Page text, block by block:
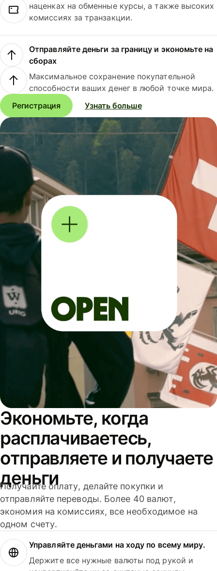
наценках на обменные курсы, а также высоких
комиссиях за транзакции.
Отправляйте деньги за границу и экономьте на
сборах
Максимальное сохранение покупательной
способности ваших денег в любой точке мира.
Регистрация
Узнать больше
Экономьте, когда
расплачиваетесь,
отправляете и получаете
деньги
Получайте оплату, делайте покупки и
отправляйте переводы. Более 40 валют,
экономия на комиссиях, все необходимое на
одном счету.
Управляйте деньгами на ходу по всему миру.
Держите все нужные валюты под рукой и